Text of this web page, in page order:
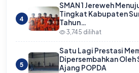
4
SMAN 1 Jereweh
Tingkat Kabupaten
Tahun…
3,745 dilihat
5
Satu Lagi Prestasi
Dipersembahkan Oleh
Ajang POPDA